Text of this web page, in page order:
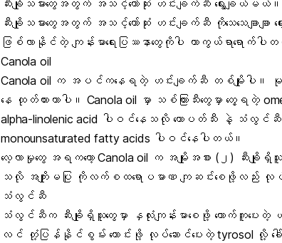
ဆီးချိုသမားတွေအတွက် အသင့်တော်ဆုံး ဟင်းချက်ဆီ ရွေးချယ်မယ်။
ဆီးချိုသမားတွေအတွက် အသင့်တော်ဆုံး ဟင်းချက်ဆီ ကိုသေသေချာချာ
ဖြစ်လာနိုင်တဲ့ ကျန်းမာရေးပြဿနာတွေကိုပါ ကာကွယ်ရာရောက်ပါ
Canola oil
Canola oil က အပင်ကနေရတဲ့ ဟင်းချက်ဆီ တစ်မျိုးပါ။
နေ ထုတ်ထားတာပါ။ Canola oil မှာ သစ်ကြားသီးတွေမှာ တွေ့ရတဲ့
alpha-linolenic acid ပါဝင်နေသလို ထောပတ်သီးနဲ့ သံလွင်ဆီ တွ
monounsaturated fatty acids ပါဝင်နေပါတယ်။
လေ့လာမှုတွေ အရကတော့ Canola oil က အမျိုးအစား (၂) ဆီးချို ရှိသူ
သလို အကျိုးမပြု ကိုလက်စထရောပမာဏ ကျဆင်းစေဖို့လည်း
သံလွင်ဆီ
သံလွင်ဆီက ဆီးချိုရှိသူတွေမှာ
နှလုံးကျန်းမာစေဖို့ ထောက်ကူပေး
လင် တုံ့ပြန်နိုင်စွမ်း ကောင်းဖို့ လုပ်ဆောင်ပေးတဲ့ tyrosol